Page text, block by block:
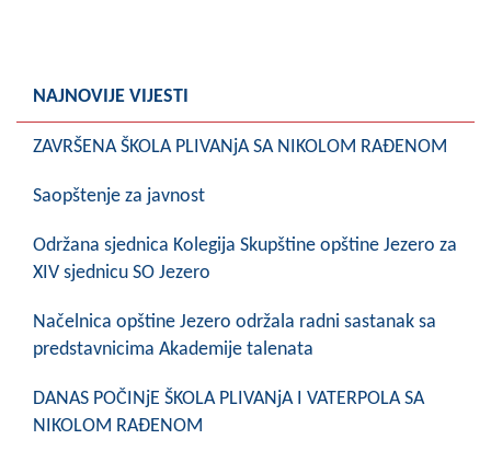
Javni pozivi
Obavještenja
Zaštita od požara
COVID 19
Geoistraživanja
FINANSIJE
PRIVREDA
Poljoprivreda
NAJNOVIJE VIJESTI
ZAVRŠENA ŠKOLA PLIVANjA SA NIKOLOM RAĐENOM
Saopštenje za javnost
Održana sjednica Kolegija Skupštine opštine Jezero za
XIV sjednicu SO Jezero
Načelnica opštine Jezero održala radni sastanak sa
predstavnicima Akademije talenata
DANAS POČINjE ŠKOLA PLIVANjA I VATERPOLA SA
NIKOLOM RAĐENOM